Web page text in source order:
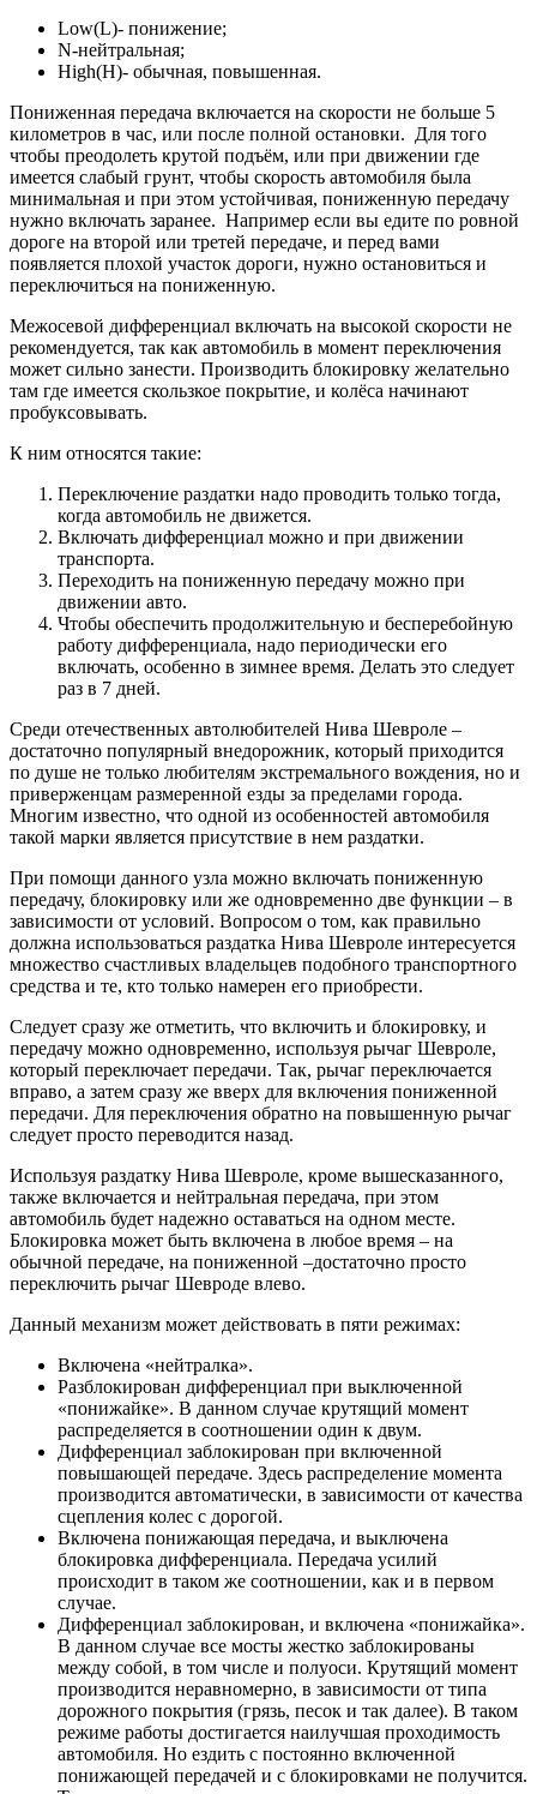
Low(L)- понижение;
N-нейтральная;
High(H)- обычная, повышенная.
Пониженная передача включается на скорости не больше 5
километров в час, или после полной остановки. Для того
чтобы преодолеть крутой подъём, или при движении где
имеется слабый грунт, чтобы скорость автомобиля была
минимальная и при этом устойчивая, пониженную передачу
нужно включать заранее. Например если вы едите по ровной
дороге на второй или третей передаче, и перед вами
появляется плохой участок дороги, нужно остановиться и
переключиться на пониженную.
Межосевой дифференциал включать на высокой скорости не
рекомендуется, так как автомобиль в момент переключения
может сильно занести. Производить блокировку желательно
там где имеется скользкое покрытие, и колёса начинают
пробуксовывать.
К ним относятся такие:
Переключение раздатки надо проводить только тогда,
когда автомобиль не движется.
Включать дифференциал можно и при движении
транспорта.
Переходить на пониженную передачу можно при
движении авто.
Чтобы обеспечить продолжительную и бесперебойную
работу дифференциала, надо периодически его
включать, особенно в зимнее время. Делать это следует
раз в 7 дней.
Среди отечественных автолюбителей Нива Шевроле –
достаточно популярный внедорожник, который приходится
по душе не только любителям экстремального вождения, но и
приверженцам размеренной езды за пределами города.
Многим известно, что одной из особенностей автомобиля
такой марки является присутствие в нем раздатки.
При помощи данного узла можно включать пониженную
передачу, блокировку или же одновременно две функции – в
зависимости от условий. Вопросом о том, как правильно
должна использоваться раздатка Нива Шевроле интересуется
множество счастливых владельцев подобного транспортного
средства и те, кто только намерен его приобрести.
Следует сразу же отметить, что включить и блокировку, и
передачу можно одновременно, используя рычаг Шевроле,
который переключает передачи. Так, рычаг переключается
вправо, а затем сразу же вверх для включения пониженной
передачи. Для переключения обратно на повышенную рычаг
следует просто переводится назад.
Используя раздатку Нива Шевроле, кроме вышесказанного,
также включается и нейтральная передача, при этом
автомобиль будет надежно оставаться на одном месте.
Блокировка может быть включена в любое время – на
обычной передаче, на пониженной –достаточно просто
переключить рычаг Шевроде влево.
Данный механизм может действовать в пяти режимах:
Включена «нейтралка».
Разблокирован дифференциал при выключенной
«понижайке». В данном случае крутящий момент
распределяется в соотношении один к двум.
Дифференциал заблокирован при включенной
повышающей передаче. Здесь распределение момента
производится автоматически, в зависимости от качества
сцепления колес с дорогой.
Включена понижающая передача, и выключена
блокировка дифференциала. Передача усилий
происходит в таком же соотношении, как и в первом
случае.
Дифференциал заблокирован, и включена «понижайка».
В данном случае все мосты жестко заблокированы
между собой, в том числе и полуоси. Крутящий момент
производится неравномерно, в зависимости от типа
дорожного покрытия (грязь, песок и так далее). В таком
режиме работы достигается наилучшая проходимость
автомобиля. Но ездить с постоянно включенной
понижающей передачей и с блокировками не получится.